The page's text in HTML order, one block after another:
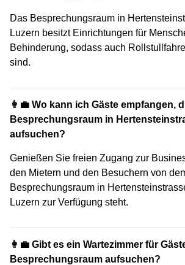
Das Besprechungsraum in
Luzern besitzt Einrichtungen für
Behinderung, sodass auch
sind.
👩‍💼 Wo kann ich Gäste empfangen,
Besprechungsraum in
aufsuchen?
Genießen Sie freien Zugang zur
den Mietern und den Besuchern von
Besprechungsraum in
Luzern zur Verfügung steht.
👩‍💼 Gibt es ein Wartezimmer für
Besprechungsraum aufsuchen?